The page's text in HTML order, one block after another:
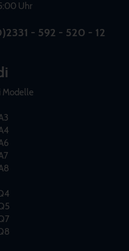
Uhr
- 592 - 520 - 12
Modelle